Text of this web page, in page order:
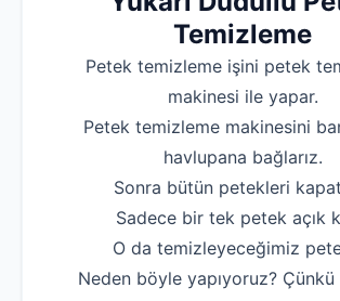
Temizleme
Petek temizleme işini petek
makinesi ile yapar.
Petek temizleme makinesini
havlupana bağlarız.
Sonra bütün petekleri
Sadece bir tek petek açık
O da temizleyeceğimiz
Neden böyle yapıyoruz?